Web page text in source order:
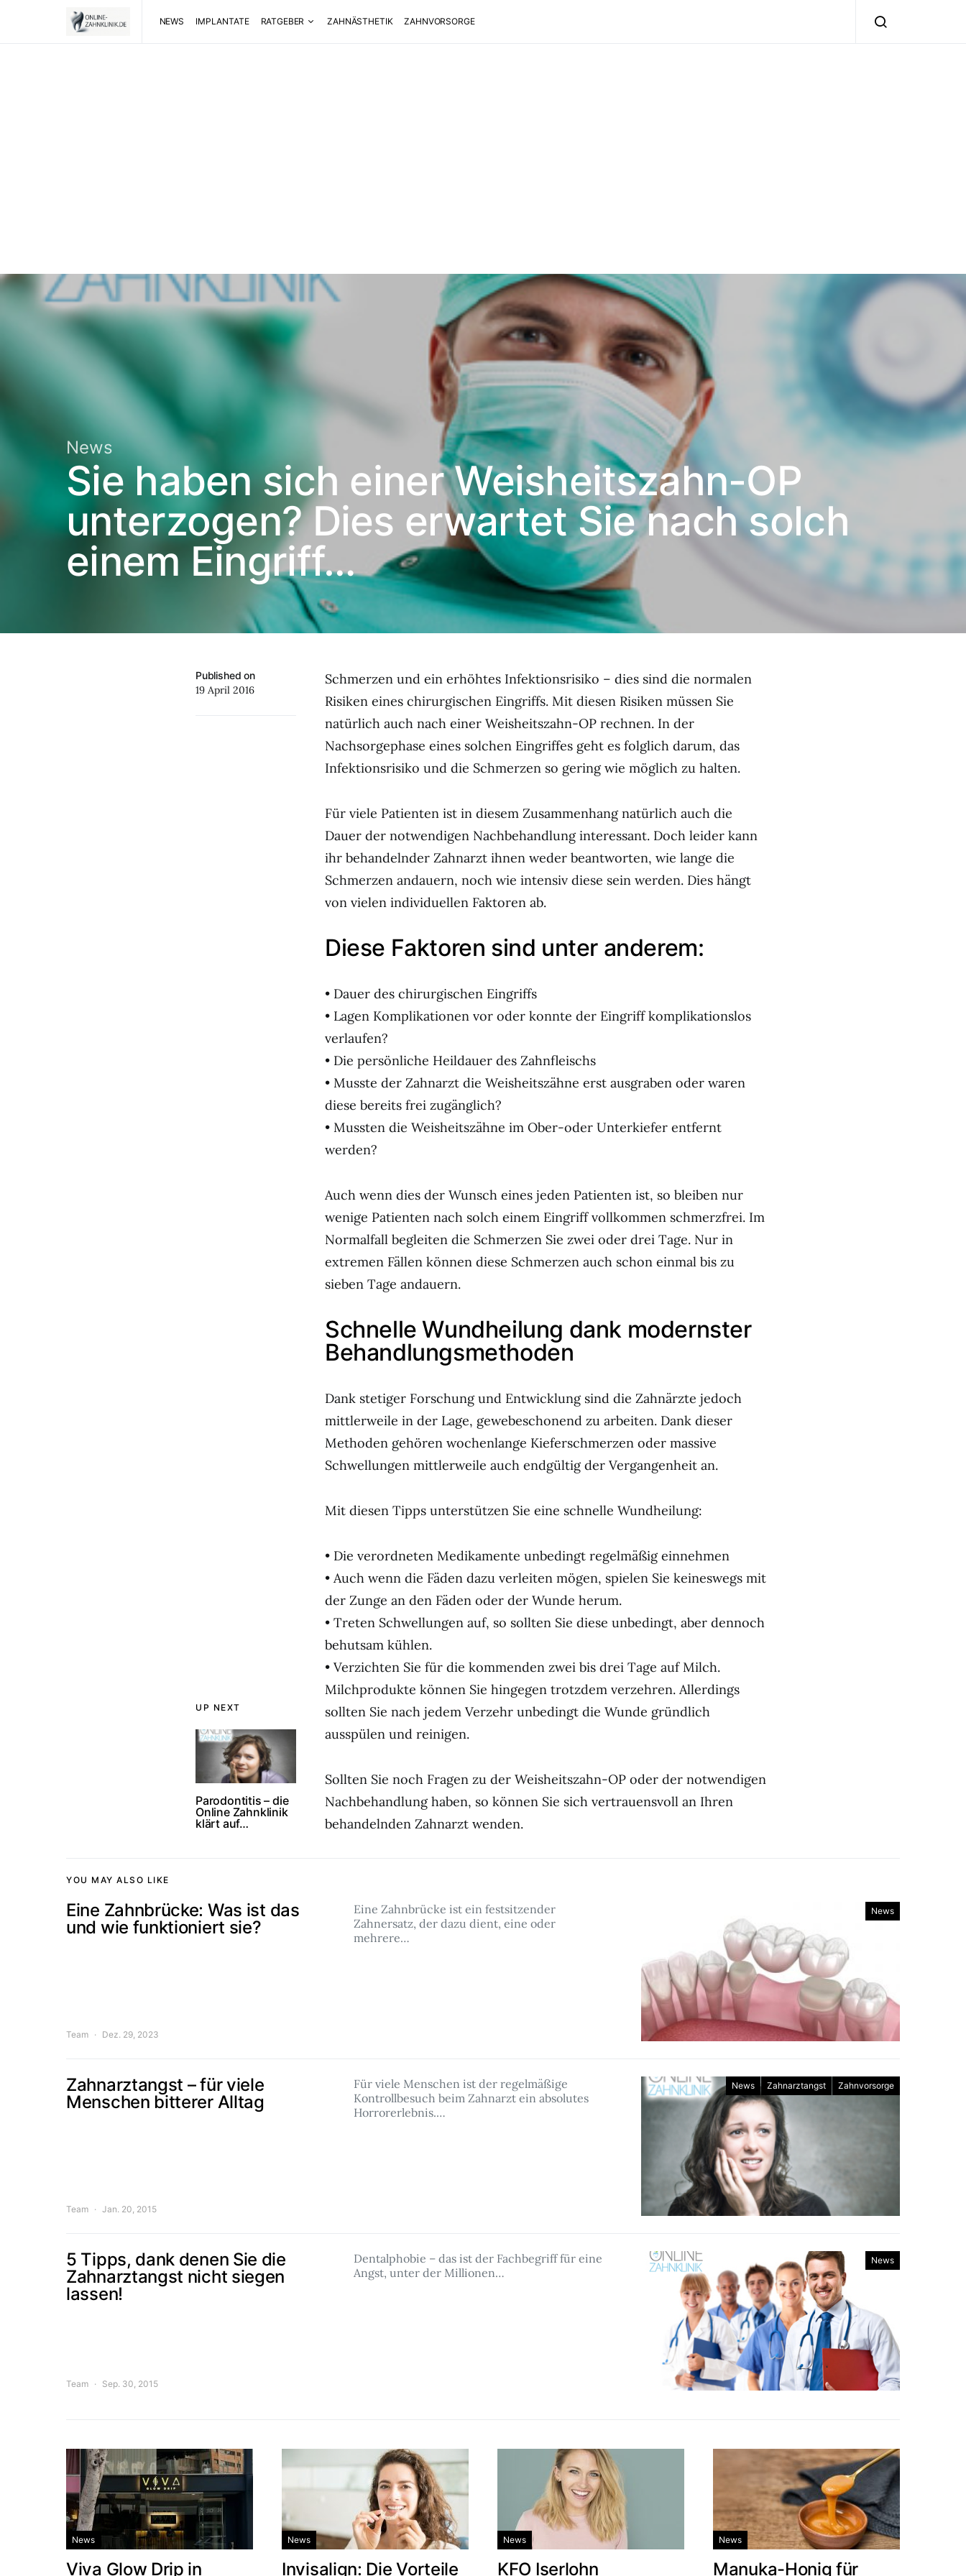
NEWS IMPLANTATE RATGEBER ZAHNÄSTHETIK ZAHNVORSORGE
News
Sie haben sich einer Weisheitszahn-OP
unterzogen? Dies erwartet Sie nach solch
einem Eingriff…
UP NEXT
Parodontitis – die
Online Zahnklinik
klärt auf…
Published on
19 April 2016
Schmerzen und ein erhöhtes Infektionsrisiko – dies sind die normalen
Risiken eines chirurgischen Eingriffs. Mit diesen Risiken müssen Sie
natürlich auch nach einer Weisheitszahn-OP rechnen. In der
Nachsorgephase eines solchen Eingriffes geht es folglich darum, das
Infektionsrisiko und die Schmerzen so gering wie möglich zu halten.
Für viele Patienten ist in diesem Zusammenhang natürlich auch die
Dauer der notwendigen Nachbehandlung interessant. Doch leider kann
ihr behandelnder Zahnarzt ihnen weder beantworten, wie lange die
Schmerzen andauern, noch wie intensiv diese sein werden. Dies hängt
von vielen individuellen Faktoren ab.
Diese Faktoren sind unter anderem:
• Dauer des chirurgischen Eingriffs
• Lagen Komplikationen vor oder konnte der Eingriff komplikationslos
verlaufen?
• Die persönliche Heildauer des Zahnfleischs
• Musste der Zahnarzt die Weisheitszähne erst ausgraben oder waren
diese bereits frei zugänglich?
• Mussten die Weisheitszähne im Ober-oder Unterkiefer entfernt
werden?
Auch wenn dies der Wunsch eines jeden Patienten ist, so bleiben nur
wenige Patienten nach solch einem Eingriff vollkommen schmerzfrei. Im
Normalfall begleiten die Schmerzen Sie zwei oder drei Tage. Nur in
extremen Fällen können diese Schmerzen auch schon einmal bis zu
sieben Tage andauern.
Schnelle Wundheilung dank modernster
Behandlungsmethoden
Dank stetiger Forschung und Entwicklung sind die Zahnärzte jedoch
mittlerweile in der Lage, gewebeschonend zu arbeiten. Dank dieser
Methoden gehören wochenlange Kieferschmerzen oder massive
Schwellungen mittlerweile auch endgültig der Vergangenheit an.
Mit diesen Tipps unterstützen Sie eine schnelle Wundheilung:
• Die verordneten Medikamente unbedingt regelmäßig einnehmen
• Auch wenn die Fäden dazu verleiten mögen, spielen Sie keineswegs mit
der Zunge an den Fäden oder der Wunde herum.
• Treten Schwellungen auf, so sollten Sie diese unbedingt, aber dennoch
behutsam kühlen.
• Verzichten Sie für die kommenden zwei bis drei Tage auf Milch.
Milchprodukte können Sie hingegen trotzdem verzehren. Allerdings
sollten Sie nach jedem Verzehr unbedingt die Wunde gründlich
ausspülen und reinigen.
Sollten Sie noch Fragen zu der Weisheitszahn-OP oder der notwendigen
Nachbehandlung haben, so können Sie sich vertrauensvoll an Ihren
behandelnden Zahnarzt wenden.
YOU MAY ALSO LIKE
News
Eine Zahnbrücke: Was ist das
und wie funktioniert sie?
Eine Zahnbrücke ist ein festsitzender
Zahnersatz, der dazu dient, eine oder
mehrere…
Team Dez. 29, 2023
News Zahnarztangst Zahnvorsorge
Zahnarztangst – für viele
Menschen bitterer Alltag
Für viele Menschen ist der regelmäßige
Kontrollbesuch beim Zahnarzt ein absolutes
Horrorerlebnis.…
Team Jan. 20, 2015
News
5 Tipps, dank denen Sie die
Zahnarztangst nicht siegen
lassen!
Dentalphobie – das ist der Fachbegriff für eine
Angst, unter der Millionen…
Team Sep. 30, 2015
News
Viva Glow Drip in
News
Invisalign: Die Vorteile
News
KFO Iserlohn
News
Manuka-Honig für